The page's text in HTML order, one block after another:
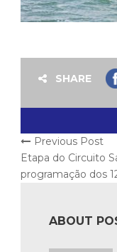
SHARE
Previous Post
Etapa do Circuito
programação dos
ABOUT